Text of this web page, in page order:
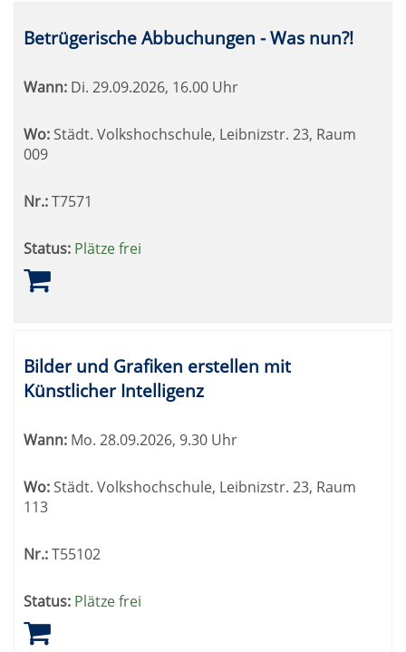
Betrügerische Abbuchungen - Was nun?!
Wann: Di. 29.09.2026, 16.00 Uhr
Wo: Städt. Volkshochschule, Leibnizstr. 23, Raum
009
Nr.:T7571
Status: Plätze frei
Bilder und Grafiken erstellen mit
Künstlicher Intelligenz
Wann: Mo. 28.09.2026, 9.30 Uhr
Wo:Städt. Volkshochschule, Leibnizstr. 23, Raum
113
Nr.:T55102
Status: Plätze frei